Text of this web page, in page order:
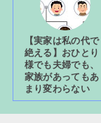
【実家は私の代で
絶える】おひとり
様でも夫婦でも、
家族があってもあ
まり変わらない